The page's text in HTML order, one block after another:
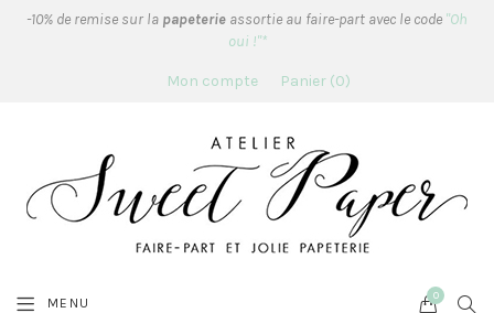
-10% de remise sur la papeterie assortie au faire-part avec le code "Oh
oui !"*
Mon compte Panier 0
MENU Cart
0